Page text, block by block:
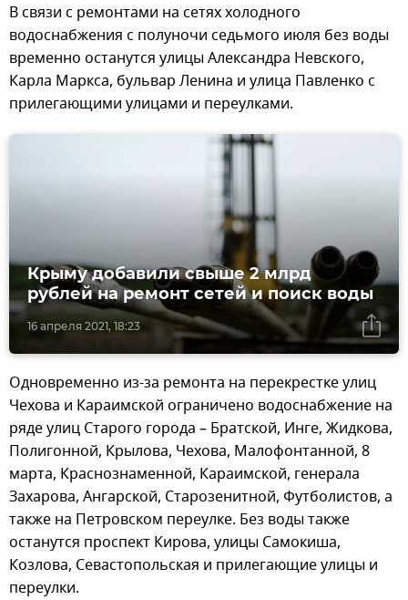
В связи с ремонтами на сетях холодного
водоснабжения с полуночи седьмого июля без воды
временно останутся улицы Александра Невского,
Карла Маркса, бульвар Ленина и улица Павленко с
прилегающими улицами и переулками.
16 апреля 2021, 18:23
Крыму добавили свыше 2 млрд
рублей на ремонт сетей и поиск воды
Одновременно из-за ремонта на перекрестке улиц
Чехова и Караимской ограничено водоснабжение на
ряде улиц Старого города – Братской, Инге, Жидкова,
Полигонной, Крылова, Чехова, Малофонтанной, 8
марта, Краснознаменной, Караимской, генерала
Захарова, Ангарской, Старозенитной, Футболистов, а
также на Петровском переулке. Без воды также
останутся проспект Кирова, улицы Самокиша,
Козлова, Севастопольская и прилегающие улицы и
переулки.